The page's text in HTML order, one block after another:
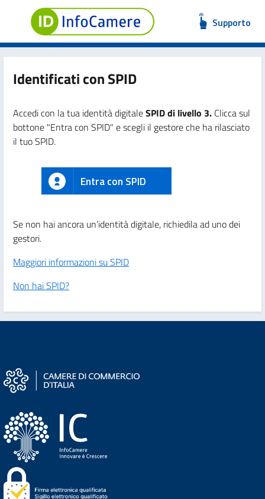
Supporto
Identificati con SPID
Accedi con la tua identità digitaleSPID di livello 3. Clicca sul
bottone "Entra con SPID" e scegli il gestore che ha rilasciato
il tuo SPID.
Entra con SPID
Se non hai ancora un’identità digitale, richiedila ad uno dei
gestori.
Maggiori informazioni su SPID
Non hai SPID?